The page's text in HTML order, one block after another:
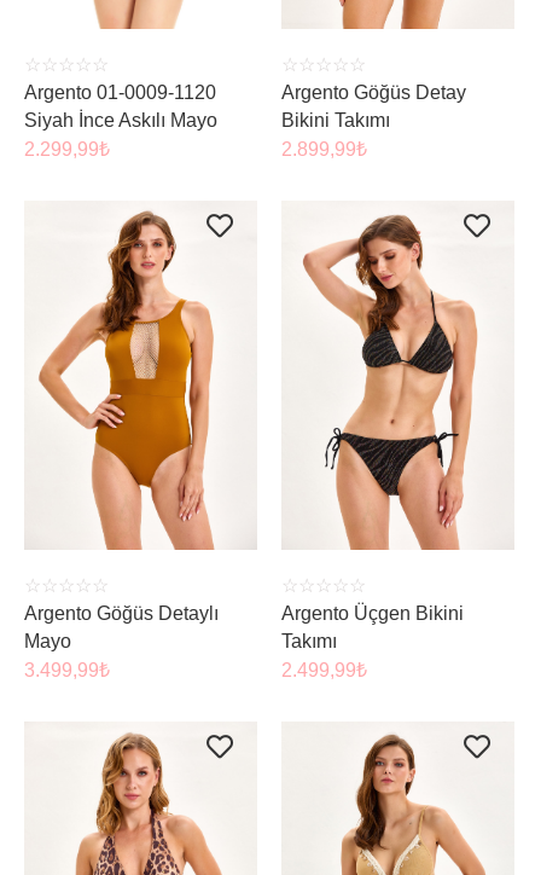
☆ ☆ ☆ ☆ ☆
Argento 01-0009-1120
Siyah İnce Askılı Mayo
2.299,99₺
☆ ☆ ☆ ☆ ☆
Argento Göğüs Detay
Bikini Takımı
2.899,99₺
ÜRÜNÜ İNCELE
☆ ☆ ☆ ☆ ☆
Argento Göğüs Detaylı
Mayo
3.499,99₺
ÜRÜNÜ İNCELE
☆ ☆ ☆ ☆ ☆
Argento Üçgen Bikini
Takımı
2.499,99₺